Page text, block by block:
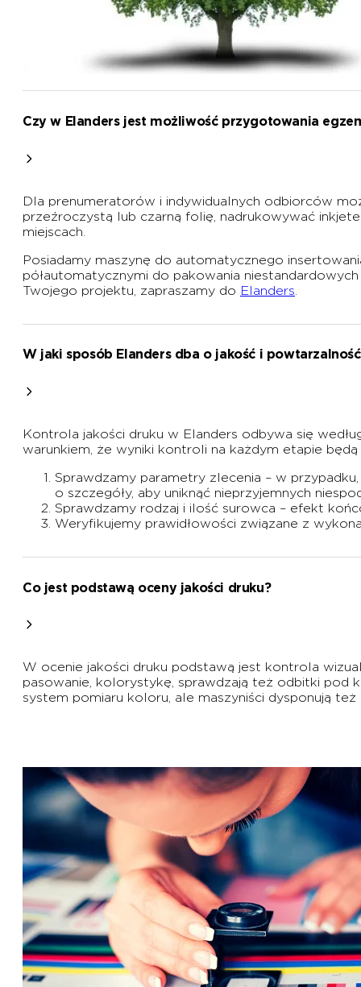
Czy w Elanders jest możliwość przygotowania
Dla prenumeratorów i indywidualnych odbiorców
przeźroczystą lub czarną folię, nadrukowywać
miejscach.
Posiadamy maszynę do automatycznego
półautomatycznymi do pakowania
Twojego projektu, zapraszamy do Elanders
W jaki sposób Elanders dba o jakość i
Kontrola jakości druku w Elanders odbywa się
warunkiem, że wyniki kontroli na każdym etapie
Sprawdzamy parametry zlecenia – w
o szczegóły, aby uniknąć nieprzyjemnych
Sprawdzamy rodzaj i ilość surowca – efekt
Weryfikujemy prawidłowości związane z
Co jest podstawą oceny jakości druku?
W ocenie jakości druku podstawą jest kontrola
pasowanie, kolorystykę, sprawdzają też odbitki pod
system pomiaru koloru, ale maszyniści dysponują